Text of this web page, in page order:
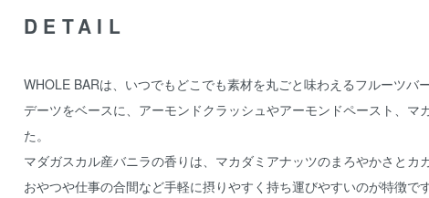
DETAIL
WHOLE BARは、いつでもどこでも素材を丸ごと味わえるフルーツバ
デーツをベースに、アーモンドクラッシュやアーモンドペースト、マ
た。
マダガスカル産バニラの香りは、マカダミアナッツのまろやかさと
おやつや仕事の合間など手軽に摂りやすく持ち運びやすいのが特徴で